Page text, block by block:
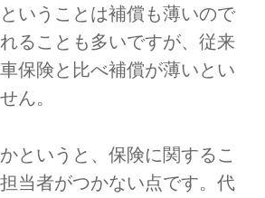
ということは補償も薄いので
ることも多いですが、従来
保険と比べ補償が薄いとい
ん。
というと、保険に関するこ
当者がつかない点です。代